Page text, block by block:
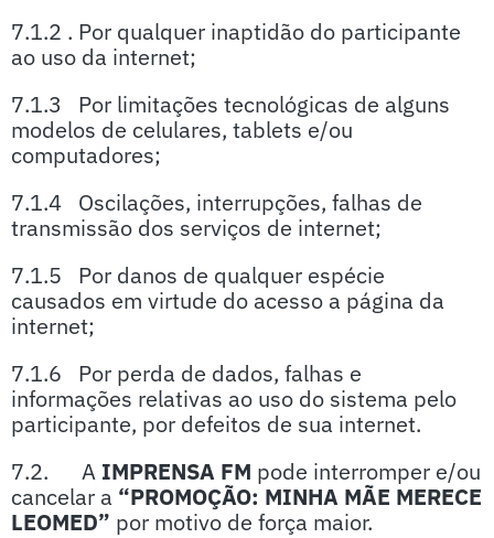
7.1.2 . Por qualquer inaptidão do participante
ao uso da internet;
7.1.3 Por limitações tecnológicas de alguns
modelos de celulares, tablets e/ou
computadores;
7.1.4 Oscilações, interrupções, falhas de
transmissão dos serviços de internet;
7.1.5 Por danos de qualquer espécie
causados em virtude do acesso a página da
internet;
7.1.6 Por perda de dados, falhas e
informações relativas ao uso do sistema pelo
participante, por defeitos de sua internet.
7.2. A IMPRENSA FM pode interromper e/ou
cancelar a “PROMOÇÃO: MINHA MÃE MERECE
LEOMED” por motivo de força maior.